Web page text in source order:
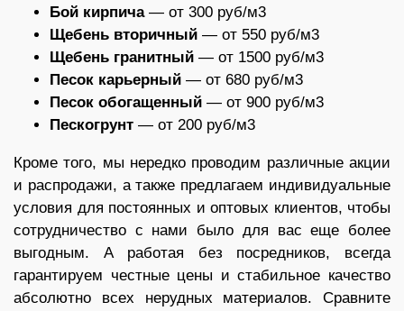
Бой кирпича— от 300 руб/м3
Щебень вторичный — от 550 руб/м3
Щебень гранитный — от 1500 руб/м3
Песок карьерный — от 680 руб/м3
Песок обогащенный — от 900 руб/м3
Пескогрунт — от 200 руб/м3
Кроме того, мы нередко проводим различные акции
и распродажи, а также предлагаем индивидуальные
условия для постоянных и оптовых клиентов, чтобы
сотрудничество с нами было для вас еще более
выгодным. А работая без посредников, всегда
гарантируем честные цены и стабильное качество
абсолютно всех нерудных материалов. Сравните